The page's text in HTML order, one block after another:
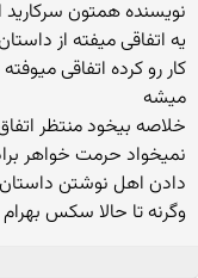
نویسنده همتون سرکارید
یه اتفاقی میفته از
کار رو کرده اتفاقی
میشه
خلاصه بیخود منتظر
نمیخواد حرمت خواهر
دادن اهل نوشتن
وگرنه تا حالا سکس